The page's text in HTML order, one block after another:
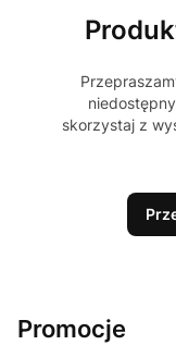
skorzystaj z
Promocje